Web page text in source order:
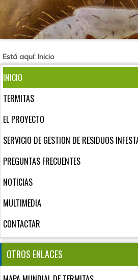
Está aquí: Inicio
INICIO
TERMITAS
EL PROYECTO
SERVICIO DE GESTION DE RESIDUOS
PREGUNTAS FRECUENTES
NOTICIAS
MULTIMEDIA
CONTACTAR
OTROS ENLACES